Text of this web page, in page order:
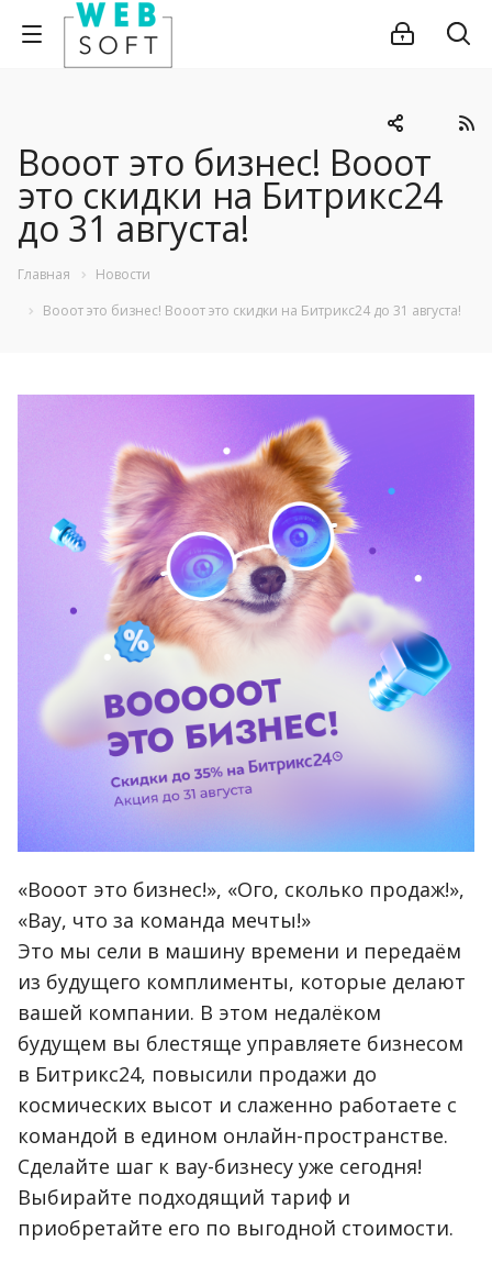
Вооот это бизнес! Вооот
это скидки на Битрикс24
до 31 августа!
Главная
Новости
Вооот это бизнес! Вооот это скидки на Битрикс24 до 31 августа!
«Вооот это бизнес!», «Ого, сколько продаж!»,
«Вау, что за команда мечты!»
Это мы сели в машину времени и передаём
из будущего комплименты, которые делают
вашей компании. В этом недалёком
будущем вы блестяще управляете бизнесом
в Битрикс24, повысили продажи до
космических высот и слаженно работаете с
командой в едином онлайн-пространстве.
Сделайте шаг к вау-бизнесу уже сегодня!
Выбирайте подходящий тариф и
приобретайте его по выгодной стоимости.